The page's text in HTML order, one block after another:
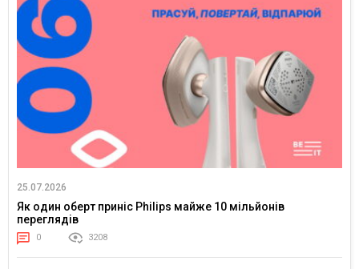
25.07.2026
Як один оберт приніс Philips майже 10 мільйонів
переглядів
0 3208